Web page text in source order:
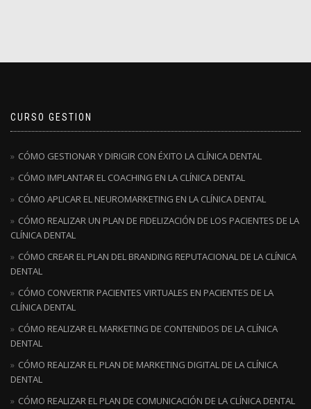
CURSO GESTION
CÓMO GESTIONAR Y DIRIGIR CON ÉXITO LA CLÍNICA DENTAL
CÓMO IMPLANTAR EL COACHING EN LA CLÍNICA DENTAL
CÓMO APLICAR EL NEUROMARKETING EN LA CLÍNICA DENTAL
CÓMO REALIZAR UN PLAN DE FIDELIZACIÓN DE LOS PACIENTES DE LA
CLÍNICA DENTAL
CÓMO CREAR EL PLAN DEL BRANDING REPUTACIONAL DE LA CLÍNICA
DENTAL
CÓMO CONVERTIR PACIENTES VIRTUALES EN PACIENTES DE LA
CLÍNICA DENTAL
CÓMO REALIZAR EL MARKETING DE CONTENIDOS DE LA CLÍNICA
DENTAL
CÓMO REALIZAR EL PLAN DE MARKETING DIGITAL DE LA CLÍNICA
DENTAL
CÓMO REALIZAR EL PLAN DE COMUNICACIÓN DE LA CLÍNICA DENTAL